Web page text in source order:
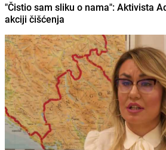
"Čistio sam sliku o nama": Aktivista
akciji čišćenja